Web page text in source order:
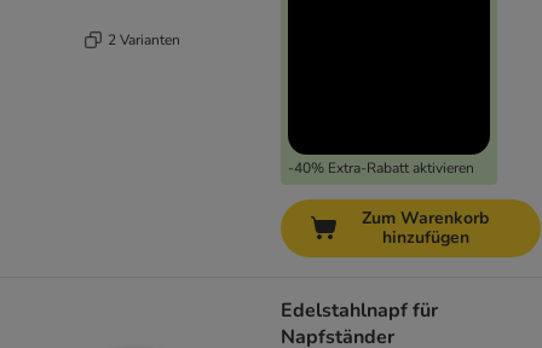
2 Varianten
-40% Extra-Rabatt aktivieren
Zum Warenkorb
hinzufügen
Edelstahlnapf für
Napfständer